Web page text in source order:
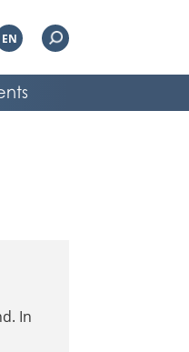
EN
In